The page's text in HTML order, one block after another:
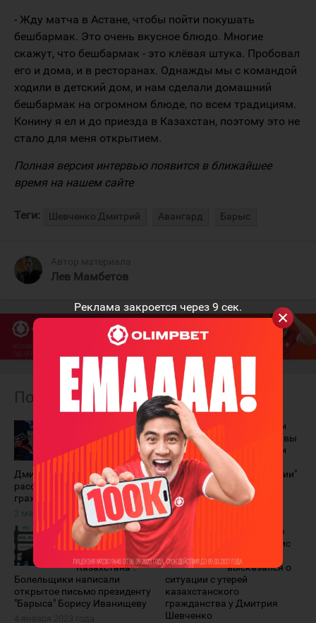
Реклама закроется через 9 сек.
- Жду матча в Астане, чтобы пойти покушать
бешбармак. Это очень вкусное блюдо. Многие
скажут, что бешбармак - это клёвая штука. Пробовал
его и дома, и в ресторанах. Однажды мы с командой
ходили в детский дом, и нам сделали домашний
бешбармак на огромном блюде, по всем традициям.
Конину я ел и до приезда в Казахстан, поэтому это не
стало для меня открытием.
Полная версия интервью появится в ближайшее
время на нашем сайте
Теги: Шевченко Дмитрий Авангард Барыс
Лев Мамбетов
Похожие материалы
инициатива
группы
болельщиков".
Дмитрий Шевченко
рассказал об отказе от
гражданства Казахстана
2 марта 2025 года
Болельщики
были не правы
в отношении
Дмитрия
Шевченко. "От Синей Линии"
на матче "Барыса"
7 февраля 2024 года
"Просим
уважать
законы
Казахстана".
Болельщики написали
открытое письмо президенту
"Барыса" Борису Иванищеву
"Мы сами не
знали". Борис
Иванищев
высказался о
ситуации с утерей
казахстанского
гражданства у Дмитрия
Шевченко